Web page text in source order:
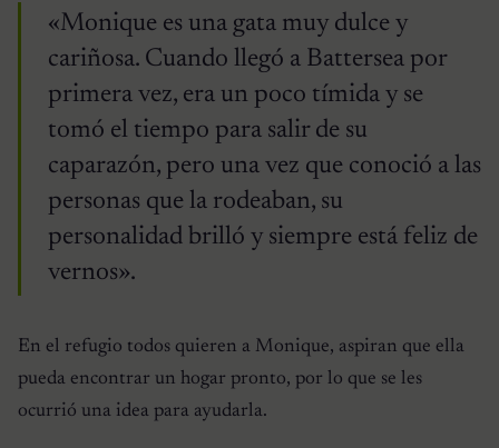
«Monique es una gata muy dulce y
cariñosa. Cuando llegó a Battersea por
primera vez, era un poco tímida y se
tomó el tiempo para salir de su
caparazón, pero una vez que conoció a las
personas que la rodeaban, su
personalidad brilló y siempre está feliz de
vernos».
En el refugio todos quieren a Monique, aspiran que ella
pueda encontrar un hogar pronto, por lo que se les
ocurrió una idea para ayudarla.